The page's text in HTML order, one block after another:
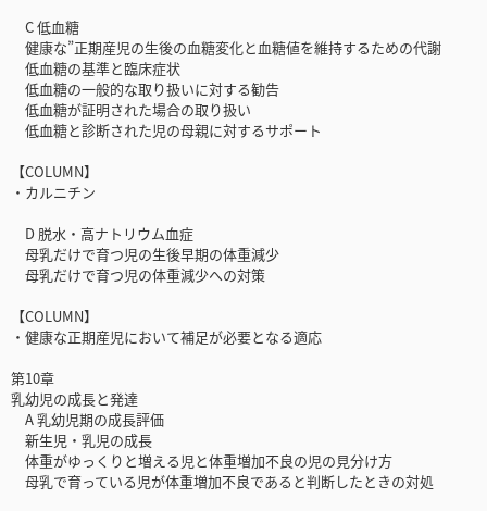
C 低血糖
健康な”正期産児の生後の血糖変化と血糖値を維持するための代謝
低血糖の基準と臨床症状
低血糖の一般的な取り扱いに対する勧告
低血糖が証明された場合の取り扱い
低血糖と診断された児の母親に対するサポート
【COLUMN】
・カルニチン
D 脱水・高ナトリウム血症
母乳だけで育つ児の生後早期の体重減少
母乳だけで育つ児の体重減少への対策
【COLUMN】
・健康な正期産児において補足が必要となる適応
第10章
乳幼児の成長と発達
A 乳幼児期の成長評価
新生児・乳児の成長
体重がゆっくりと増える児と体重増加不良の児の見分け方
母乳で育っている児が体重増加不良であると判断したときの対処